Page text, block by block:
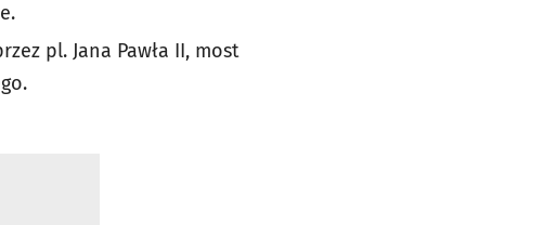
pl. Jana Pawła II, most